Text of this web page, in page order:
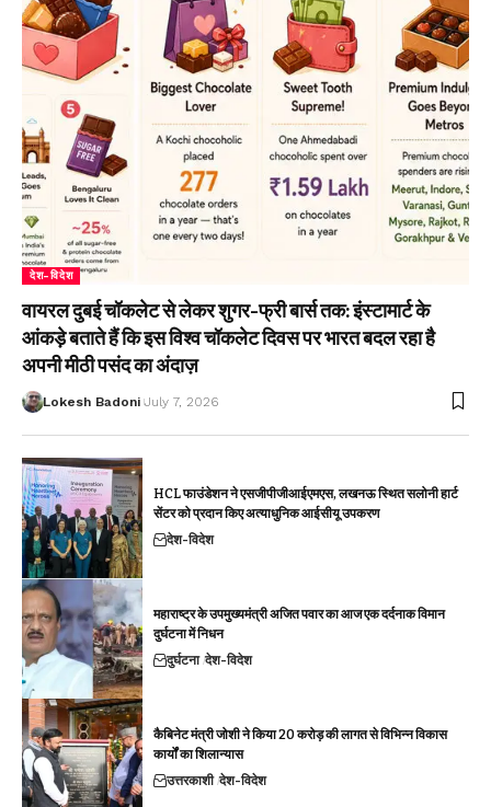
देश-विदेश
वायरल दुबई चॉकलेट से लेकर शुगर-फ्री बार्स तक: इंस्टामार्ट के
आंकड़े बताते हैं कि इस विश्व चॉकलेट दिवस पर भारत बदल रहा है
अपनी मीठी पसंद का अंदाज़
Lokesh Badoni July 7, 2026
HCL फाउंडेशन ने एसजीपीजीआईएमएस, लखनऊ स्थित सलोनी हार्ट
सेंटर को प्रदान किए अत्याधुनिक आईसीयू उपकरण
देश-विदेश
महाराष्ट्र के उपमुख्यमंत्री अजित पवार का आज एक दर्दनाक विमान
दुर्घटना में निधन
दुर्घटना देश-विदेश
कैबिनेट मंत्री जोशी ने किया 20 करोड़ की लागत से विभिन्न विकास
कार्यों का शिलान्यास
उत्तरकाशी देश-विदेश